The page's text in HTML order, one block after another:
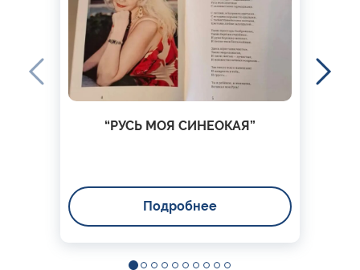
“РУСЬ МОЯ СИНЕОКАЯ”
Подробнее